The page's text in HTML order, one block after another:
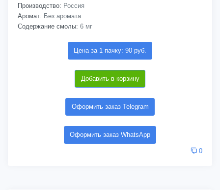
Производство: Россия
Аромат: Без аромата
Содержание смолы: 6 мг
Цена за 1 пачку: 90 руб.
Добавить в корзину
Оформить заказ Telegram
Оформить заказ WhatsApp
0